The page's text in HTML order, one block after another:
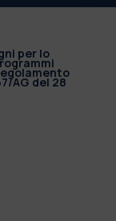
per lo
AG del 28